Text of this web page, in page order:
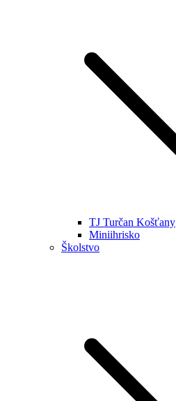
TJ Turčan Košťany
Miniihrisko
Školstvo